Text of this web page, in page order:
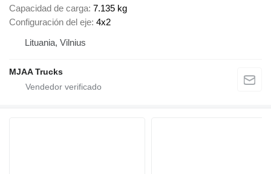
Capacidad de carga 7.135 kg
Configuración del eje 4x2
Lituania, Vilnius
MJAA Trucks